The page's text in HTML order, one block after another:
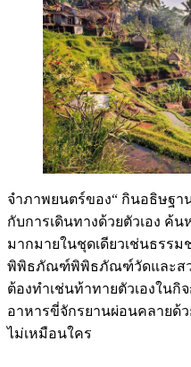
จำภาพยนตร์ของ“ กินอธิษฐา
กับการเดินทางด้วยตัวเอง ค้
มากมายในชุดเดียวเช่นธรร
พิพิธภัณฑ์พิพิธภัณฑ์วัดและส
ต้องทำเช่นท้าทายตัวเองในกิ
อาหารขี่จักรยานผ่อนคลายด้
ไม่เหมือนใคร